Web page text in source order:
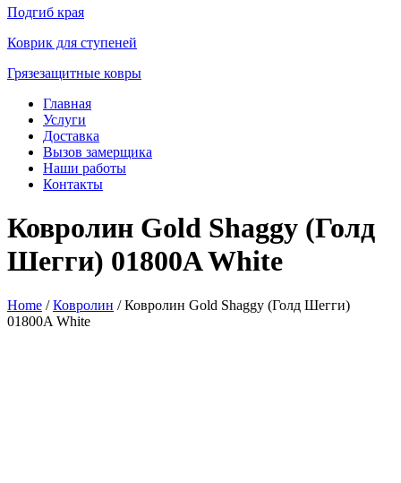
Подгиб края
Коврик для ступеней
Грязезащитные ковры
Главная
Услуги
Доставка
Вызов замерщика
Наши работы
Контакты
Ковролин Gold Shaggy (Голд
Шегги) 01800A White
Home /Ковролин / Ковролин Gold Shaggy (Голд Шегги)
01800A White